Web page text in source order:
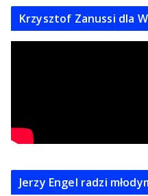
Krzysztof Zanussi dla
Jerzy Engel radzi